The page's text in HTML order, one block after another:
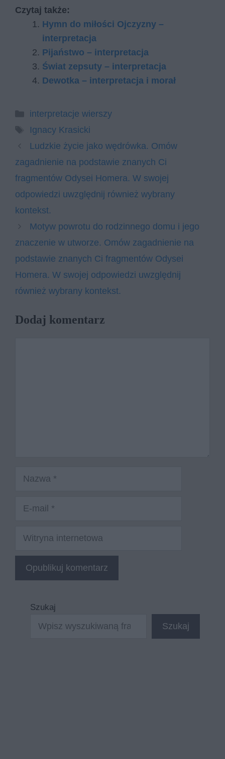
Czytaj także:
Hymn do miłości Ojczyzny –
interpretacja
Pijaństwo – interpretacja
Świat zepsuty – interpretacja
Dewotka – interpretacja i morał
Kategorie
interpretacje wierszy
Tagi
Ignacy Krasicki
Ludzkie życie jako wędrówka. Omów
zagadnienie na podstawie znanych Ci
fragmentów Odysei Homera. W swojej
odpowiedzi uwzględnij również wybrany
kontekst.
Motyw powrotu do rodzinnego domu i jego
znaczenie w utworze. Omów zagadnienie na
podstawie znanych Ci fragmentów Odysei
Homera. W swojej odpowiedzi uwzględnij
również wybrany kontekst.
Dodaj komentarz
Nazwa
Witryna
Szukaj
Szukaj